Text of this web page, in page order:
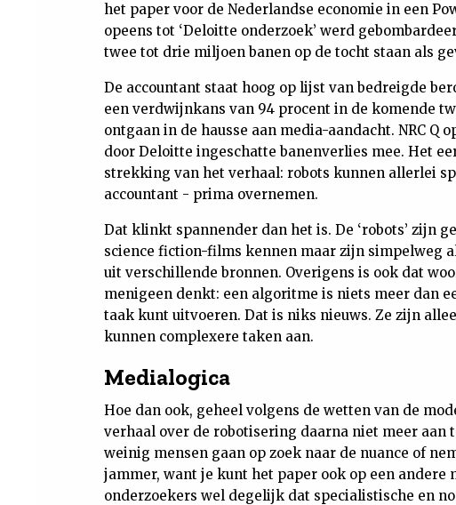
het paper voor de Nederlandse economie in een
opeens tot ‘Deloitte onderzoek’ werd
twee tot drie miljoen banen op de tocht staan als
De accountant staat hoog op lijst van bedreigde
een verdwijnkans van 94 procent in de komende
ontgaan in de hausse aan media-aandacht. NRC Q
door Deloitte ingeschatte banenverlies mee. Het
strekking van het verhaal: robots kunnen allerlei
accountant - prima overnemen.
Dat klinkt spannender dan het is. De ‘robots’ zijn
science fiction-films kennen maar zijn simpelweg
uit verschillende bronnen. Overigens is ook dat
menigeen denkt: een algoritme is niets meer dan
taak kunt uitvoeren. Dat is niks nieuws. Ze zijn
kunnen complexere taken aan.
Medialogica
Hoe dan ook, geheel volgens de wetten van de
verhaal over de robotisering daarna niet meer aan
weinig mensen gaan op zoek naar de nuance of
jammer, want je kunt het paper ook op een andere
onderzoekers wel degelijk dat specialistische en